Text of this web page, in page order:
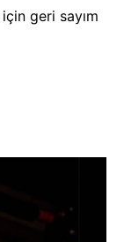
için geri sayım